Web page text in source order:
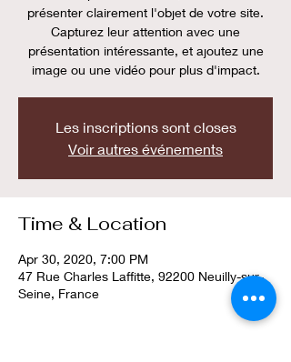
présenter clairement l'objet de votre site.
Capturez leur attention avec une
présentation intéressante, et ajoutez une
image ou une vidéo pour plus d'impact.
Les inscriptions sont closes
Voir autres événements
Time & Location
Apr 30, 2020, 7:00 PM
47 Rue Charles Laffitte, 92200 Neuilly-sur-
Seine, France